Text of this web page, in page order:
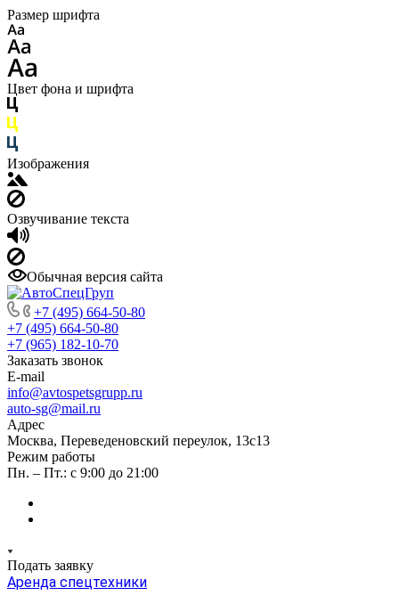
Размер шрифта
Цвет фона и шрифта
Изображения
Озвучивание текста
Обычная версия сайта
+7 (495) 664-50-80
+7 (495) 664-50-80
+7 (965) 182-10-70
Заказать звонок
E-mail
info@avtospetsgrupp.ru
auto-sg@mail.ru
Адрес
Москва, Переведеновский переулок, 13с13
Режим работы
Пн. – Пт.: с 9:00 до 21:00
Подать заявку
Аренда спецтехники